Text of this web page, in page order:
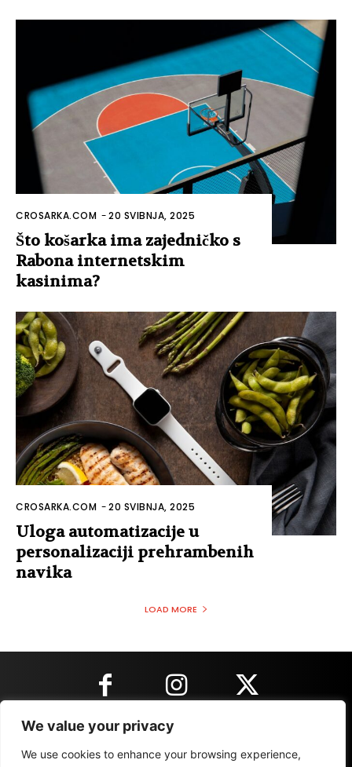
We value your privacy
We use cookies to enhance your browsing experience,
CROSARKA.COM -20 SVIBNJA, 2025
Što košarka ima zajedničko s
Rabona internetskim
kasinima?
CROSARKA.COM -20 SVIBNJA, 2025
Uloga automatizacije u
personalizaciji prehrambenih
navika
LOAD MORE
KONTAKT INFORMACIJE